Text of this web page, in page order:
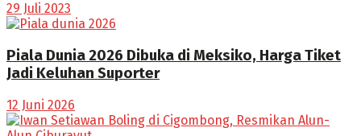
29 Juli 2023
Piala Dunia 2026 Dibuka di Meksiko, Harga Tiket
Jadi Keluhan Suporter
12 Juni 2026